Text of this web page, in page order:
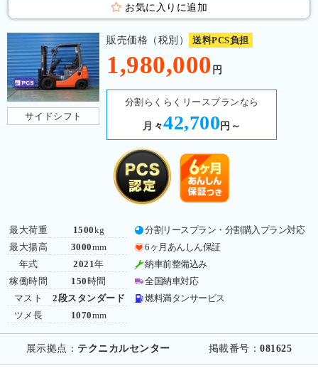
お気に入りに追加
サイドシフト
販売価格（税別） 送料PCS負担
1,980,000 円
分割らくらくリースプランなら
月々42,700 円～
最大荷重
最大揚高
年式
稼働時間
マスト
ツメ長
1500kg
3000mm
2021年
150 時間
2段スタンダード
1070mm
分割リースプラン・分割購入プラン対応
6ヶ月あんしん保証
納車前整備込み
全国納車対応
燃料満タンサービス
展示拠点： テクニカルセンター 掲載番号：081625